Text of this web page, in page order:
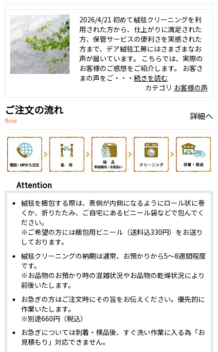
2026/4/21 初めて絨毯クリーニングを利
用された方から、仕上がりに満足された
方、保管サービスの便利さを実感された
方まで、デア絨毯工房にはさまざまなお
声が届いています。 こちらでは、実際の
お客様のご感想をご紹介します。 お客さ
まの声をご・・・続きを読む
カテゴリ お客様の声
ご注文の流れ
flow 詳細へ
Attention
絨毯を梱包する際は、表側が内側になるようにロール状に巻
くか、折りたたみ、ご自宅にあるビニール袋などで包んでく
ださい。
※ご希望の方には梱包用ビニール（送料込330円）をお送り
しております。
絨毯クリーニングの納期は通常、お預かりから5～8週間程度
です。
※お品物のお預かり時の混雑状況やお品物の乾燥状況により
前後いたします。
お急ぎの方はご注文時にその旨をお伝えください。優先的に
作業いたします。
※別途660円（税込）
お急ぎについては到着・検品後、すぐ洗い作業に入る為「お
見積もり」対応できません。